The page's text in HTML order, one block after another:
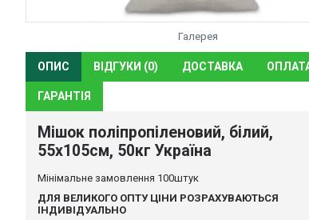
Галерея
ОПИС ВІДГУКИ (0) ДОСТАВКА
Мішок поліпропіленовий, білий,
Мінімальне замовлення 100штук
ДЛЯ ВЕЛИКОГО ОПТУ ЦІНИ РОЗРАХУВАЮТЬСЯ
Мішок поліпропіленовий - це мішок, виготовлений із
розмірах 55х105 см та 50х75 см. Мішок